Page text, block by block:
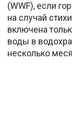
(WWF), если
на случай
включена
воды в
несколько